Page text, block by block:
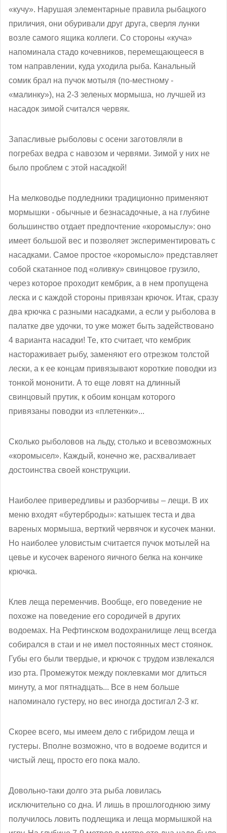
«кучу». Нарушая элементарные правила рыбацкого
приличия, они обуривали друг друга, сверля лунки
возле самого ящика коллеги. Со стороны «куча»
напоминала стадо кочевников, перемещающееся в
том направлении, куда уходила рыба. Канальный
сомик брал на пучок мотыля (по-местному -
«малинку»), на 2-3 зеленых мормыша, но лучшей из
насадок зимой считался червяк.
Запасливые рыболовы с осени заготовляли в
погребах ведра с навозом и червями. Зимой у них не
было проблем с этой насадкой!
На мелководье подледники традиционно применяют
мормышки - обычные и безнасадочные, а на глубине
большинство отдает предпочтение «коромыслу»: оно
имеет большой вес и позволяет экспериментировать с
насадками. Самое простое «коромысло» представляет
собой скатанное под «оливку» свинцовое грузило,
через которое проходит кембрик, а в нем пропущена
леска и с каждой стороны привязан крючок. Итак, сразу
два крючка с разными насадками, а если у рыболова в
палатке две удочки, то уже может быть задействовано
4 варианта насадки! Те, кто считает, что кембрик
настораживает рыбу, заменяют его отрезком толстой
лески, а к ее концам привязывают короткие поводки из
тонкой мононити. А то еще ловят на длинный
свинцовый прутик, к обоим концам которого
привязаны поводки из «плетенки»...
Сколько рыболовов на льду, столько и всевозможных
«коромысел». Каждый, конечно же, расхваливает
достоинства своей конструкции.
Наиболее привередливы и разборчивы – лещи. В их
меню входят «бутерброды»: катышек теста и два
вареных мормыша, верткий червячок и кусочек манки.
Но наиболее уловистым считается пучок мотылей на
цевье и кусочек вареного яичного белка на кончике
крючка.
Клев леща переменчив. Вообще, его поведение не
похоже на поведение его сородичей в других
водоемах. На Рефтинском водохранилище лещ всегда
собирался в стаи и не имел постоянных мест стоянок.
Губы его были твердые, и крючок с трудом извлекался
изо рта. Промежуток между поклевками мог длиться
минуту, а мог пятнадцать... Все в нем больше
напоминало густеру, но вес иногда достигал 2-3 кг.
Скорее всего, мы имеем дело с гибридом леща и
густеры. Вполне возможно, что в водоеме водится и
чистый лещ, просто его пока мало.
Довольно-таки долго эта рыба ловилась
исключительно со дна. И лишь в прошлогоднюю зиму
получилось ловить подлещика и леща мормышкой на